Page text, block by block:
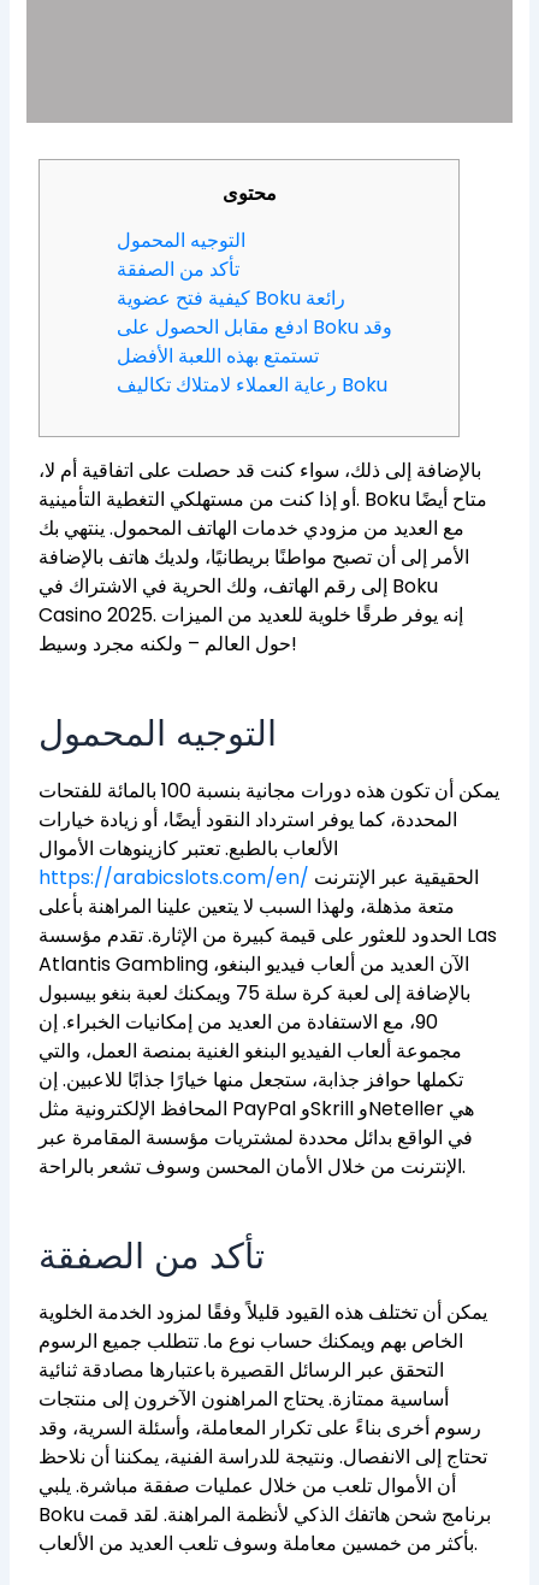
محتوى
التوجيه المحمول
تأكد من الصفقة
كيفية فتح عضوية Boku رائعة
ادفع مقابل الحصول على Boku وقد
تستمتع بهذه اللعبة الأفضل
رعاية العملاء لامتلاك تكاليف Boku
بالإضافة إلى ذلك، سواء كنت قد حصلت على اتفاقية أم لا،
أو إذا كنت من مستهلكي التغطية التأمينية. Boku متاح أيضًا
مع العديد من مزودي خدمات الهاتف المحمول. ينتهي بك
الأمر إلى أن تصبح مواطنًا بريطانيًا، ولديك هاتف بالإضافة
إلى رقم الهاتف، ولك الحرية في الاشتراك في Boku
Casino 2025. إنه يوفر طرقًا خلوية للعديد من الميزات
حول العالم – ولكنه مجرد وسيط!
التوجيه المحمول
يمكن أن تكون هذه دورات مجانية بنسبة 100 بالمائة للفتحات
المحددة، كما يوفر استرداد النقود أيضًا، أو زيادة خيارات
الألعاب بالطبع. تعتبر كازينوهات الأموال
https://arabicslots.com/en/
متعة مذهلة، ولهذا السبب لا يتعين علينا المراهنة بأعلى
الحدود للعثور على قيمة كبيرة من الإثارة. تقدم مؤسسة Las
Atlantis Gambling الآن العديد من ألعاب فيديو البنغو،
بالإضافة إلى لعبة كرة سلة 75 ويمكنك لعبة بنغو بيسبول
90، مع الاستفادة من العديد من إمكانيات الخبراء. إن
مجموعة ألعاب الفيديو البنغو الغنية بمنصة العمل، والتي
تكملها حوافز جذابة، ستجعل منها خيارًا جذابًا للاعبين. إن
المحافظ الإلكترونية مثل PayPal وSkrill وNeteller هي
في الواقع بدائل محددة لمشتريات مؤسسة المقامرة عبر
الإنترنت من خلال الأمان المحسن وسوف تشعر بالراحة.
تأكد من الصفقة
يمكن أن تختلف هذه القيود قليلاً وفقًا لمزود الخدمة الخلوية
الخاص بهم ويمكنك حساب نوع ما. تتطلب جميع الرسوم
التحقق عبر الرسائل القصيرة باعتبارها مصادقة ثنائية
أساسية ممتازة. يحتاج المراهنون الآخرون إلى منتجات
رسوم أخرى بناءً على تكرار المعاملة، وأسئلة السرية، وقد
تحتاج إلى الانفصال. ونتيجة للدراسة الفنية، يمكننا أن نلاحظ
أن الأموال تلعب من خلال عمليات صفقة مباشرة. يلبي
Boku برنامج شحن هاتفك الذكي لأنظمة المراهنة. لقد قمت
بأكثر من خمسين معاملة وسوف تلعب العديد من الألعاب.